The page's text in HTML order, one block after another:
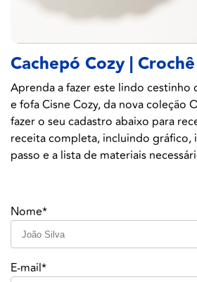
Cachepó Cozy | Crochê
Aprenda a fazer este lindo cestinho
e fofa Cisne Cozy, da nova coleção
fazer o seu cadastro abaixo para
receita completa, incluindo gráfico,
passo e a lista de materiais
Nome*
E-mail*